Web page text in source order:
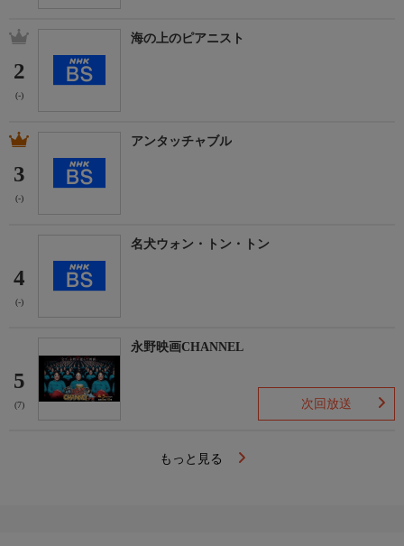
2
(-)
海の上のピアニスト
3
(-)
アンタッチャブル
4
(-)
名犬ウォン・トン・トン
5
(7)
永野映画CHANNEL
次回放送
もっと見る